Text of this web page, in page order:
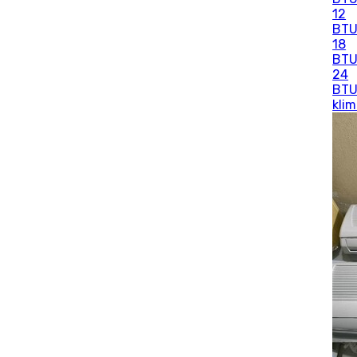
12
18
24